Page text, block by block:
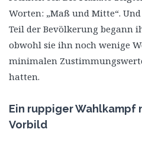
Worten: „Maß und Mitte“.
Teil der Bevölkerung begann
obwohl sie ihn noch wenige
minimalen
hatten.
Ein ruppiger Wahlkampf
Vorbild